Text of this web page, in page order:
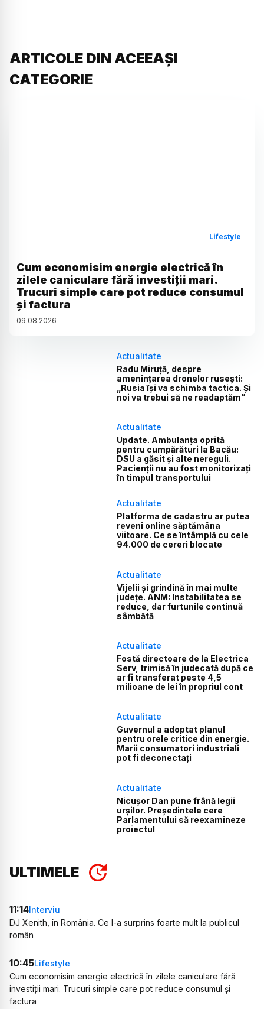
ARTICOLE DIN ACEEAȘI
CATEGORIE
Lifestyle
Cum economisim energie electrică în
zilele caniculare fără investiții mari.
Trucuri simple care pot reduce consumul
și factura
09.08.2026
Actualitate
Radu Miruță, despre
amenințarea dronelor rusești:
„Rusia își va schimba tactica. Și
noi va trebui să ne readaptăm”
Actualitate
Update. Ambulanța oprită
pentru cumpărături la Bacău:
DSU a găsit și alte nereguli.
Pacienții nu au fost monitorizați
în timpul transportului
Actualitate
Platforma de cadastru ar putea
reveni online săptămâna
viitoare. Ce se întâmplă cu cele
94.000 de cereri blocate
Actualitate
Vijelii și grindină în mai multe
județe. ANM: Instabilitatea se
reduce, dar furtunile continuă
sâmbătă
Actualitate
Fostă directoare de la Electrica
Serv, trimisă în judecată după ce
ar fi transferat peste 4,5
milioane de lei în propriul cont
Actualitate
Guvernul a adoptat planul
pentru orele critice din energie.
Marii consumatori industriali
pot fi deconectați
Actualitate
Nicușor Dan pune frână legii
urșilor. Președintele cere
Parlamentului să reexamineze
proiectul
ULTIMELE
11:14Interviu
DJ Xenith, în România. Ce l-a surprins foarte mult la publicul
român
10:45Lifestyle
Cum economisim energie electrică în zilele caniculare fără
investiții mari. Trucuri simple care pot reduce consumul și
factura